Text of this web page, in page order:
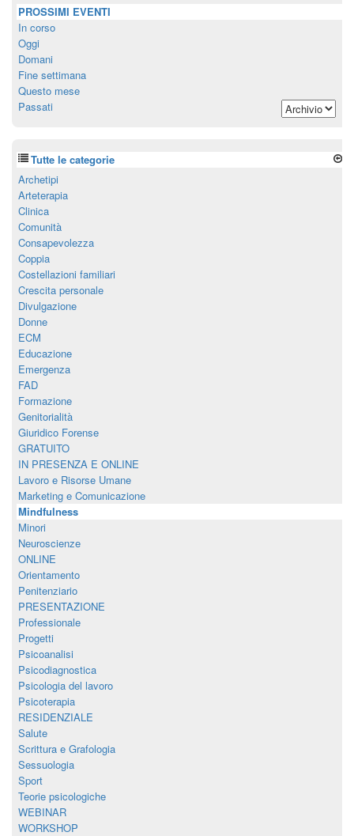
PROSSIMI EVENTI
In corso
Oggi
Domani
Fine settimana
Questo mese
Passati
Tutte le categorie
Archetipi
Arteterapia
Clinica
Comunità
Consapevolezza
Coppia
Costellazioni familiari
Crescita personale
Divulgazione
Donne
ECM
Educazione
Emergenza
FAD
Formazione
Genitorialità
Giuridico Forense
GRATUITO
IN PRESENZA E ONLINE
Lavoro e Risorse Umane
Marketing e Comunicazione
Mindfulness
Minori
Neuroscienze
ONLINE
Orientamento
Penitenziario
PRESENTAZIONE
Professionale
Progetti
Psicoanalisi
Psicodiagnostica
Psicologia del lavoro
Psicoterapia
RESIDENZIALE
Salute
Scrittura e Grafologia
Sessuologia
Sport
Teorie psicologiche
WEBINAR
WORKSHOP